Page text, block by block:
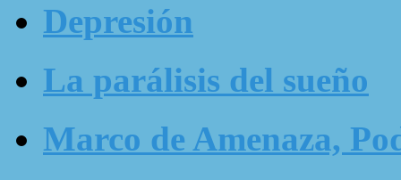
Depresión
La parálisis del sueño
Marco de Amenaza,